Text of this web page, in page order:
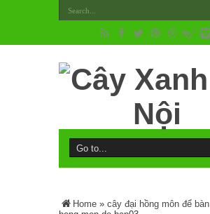
Home » cây đại hồng môn để bàn